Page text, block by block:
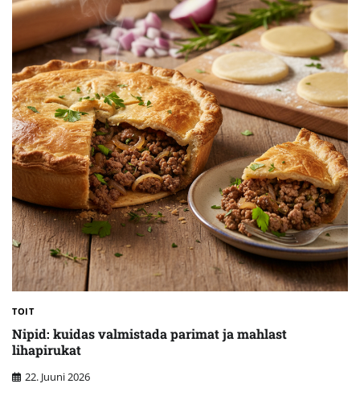
TOIT
Nipid: kuidas valmistada parimat ja mahlast
lihapirukat
22. Juuni 2026